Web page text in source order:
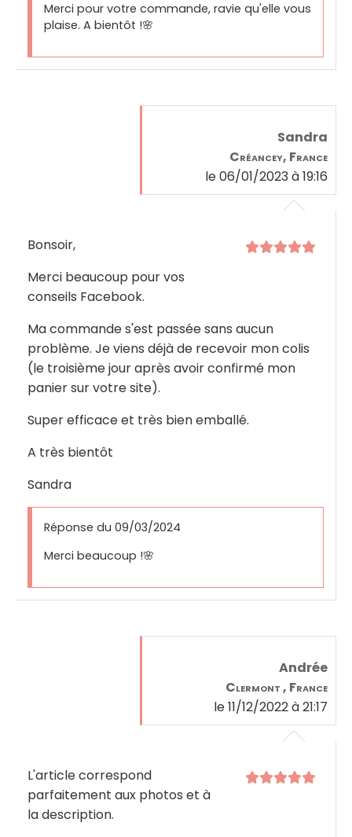
Merci pour votre commande, ravie qu'elle vous
plaise. A bientôt !🌸
Sandra
Créancey, France
le 06/01/2023 à 19:16
Bonsoir,
Merci beaucoup pour vos
conseils Facebook.
Ma commande s'est passée sans aucun
problème. Je viens déjà de recevoir mon colis
(le troisième jour après avoir confirmé mon
panier sur votre site).
Super efficace et très bien emballé.
A très bientôt
Sandra
Réponse du 09/03/2024
Merci beaucoup !🌸
Andrée
Clermont , France
le 11/12/2022 à 21:17
L'article correspond
parfaitement aux photos et à
la description.